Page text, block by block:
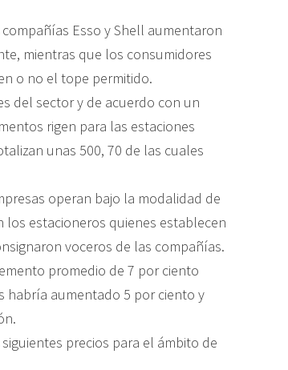
Esso y Shell aumentaron
mientras que los consumidores
o no el tope permitido.
del sector y de acuerdo con un
rigen para las estaciones
unas 500, 70 de las cuales
operan bajo la modalidad de
los estacioneros quienes establecen
voceros de las compañías.
promedio de 7 por ciento
habría aumentado 5 por ciento y
precios para el ámbito de